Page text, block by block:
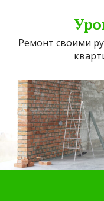
Ремонт своими